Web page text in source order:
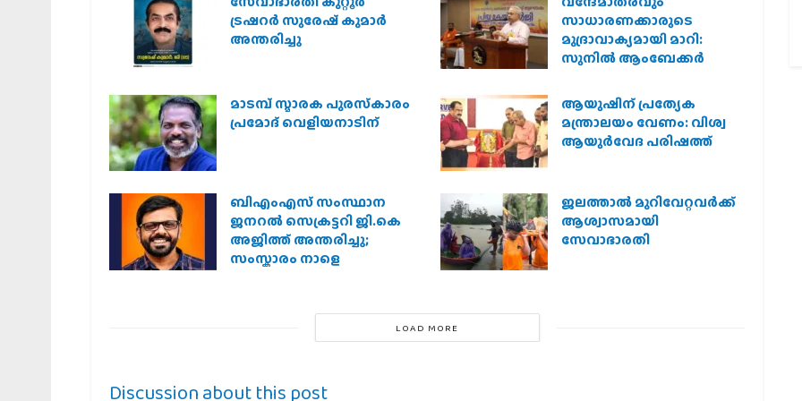
ട്രഷറർ സുരേഷ് കുമാർ
അന്തരിച്ചു
സാധാരണക്കാരുടെ
മുദ്രാവാക്യമായി മാറി:
സുനിൽ ആംബേക്കർ
മാടമ്പ് സ്മാരക പുരസ്‌കാരം
പ്രമോദ് വെളിയനാടിന്
ആയുഷിന് പ്രത്യേക
മന്ത്രാലയം വേണം: വിശ്വ
ആയുര്‍വേദ പരിഷത്ത്
ബിഎംഎസ് സംസ്ഥാന
ജനറൽ സെക്രട്ടറി ജി.കെ
അജിത്ത് അന്തരിച്ചു;
സംസ്കാരം നാളെ
ജലത്താല്‍ മുറിവേറ്റവര്‍ക്ക്
ആശ്വാസമായി
സേവാഭാരതി
LOAD MORE
Discussion about this post